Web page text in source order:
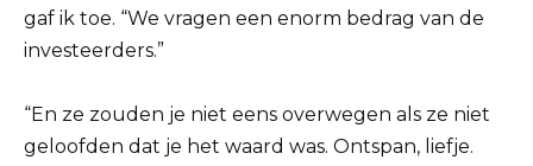
gaf ik toe. “We vragen een enorm bedrag van de
investeerders.”
“En ze zouden je niet eens overwegen als ze niet
geloofden dat je het waard was. Ontspan, liefje.